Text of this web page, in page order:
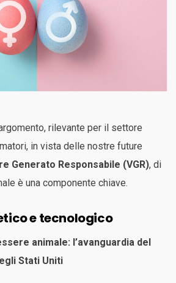
rilevante per il settore
in vista delle nostre future
Generato Responsabile (VGR), di
è una componente chiave.
e tecnologico
animale: l’avanguardia del
Stati Uniti